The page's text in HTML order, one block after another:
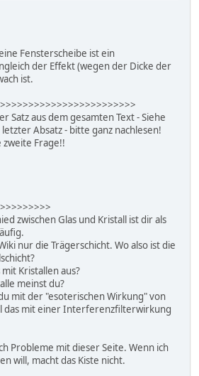
Fensterscheibe ist ein
der Effekt (wegen der Dicke der
ist.
Satz aus dem gesamten Text - Siehe
Absatz - bitte ganz nachlesen!
zweite Frage!!
zwischen Glas und Kristall ist dir als
nur die Trägerschicht. Wo also ist die
Kristallen aus?
meinst du?
mit der "esoterischen Wirkung" von
das mit einer Interferenzfilterwirkung
Probleme mit dieser Seite. Wenn ich
will, macht das Kiste nicht.